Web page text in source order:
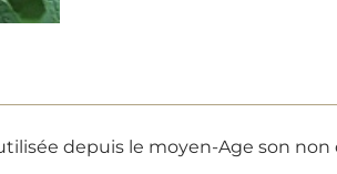
depuis le moyen-Age son